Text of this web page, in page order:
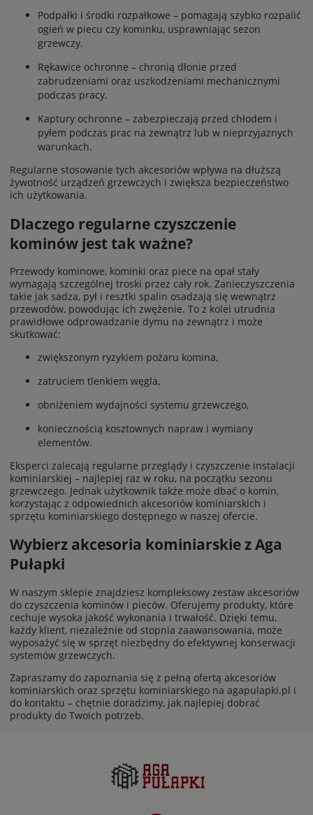
Podpałki i środki rozpałkowe – pomagają szybko rozpalić
ogień w piecu czy kominku, usprawniając sezon
grzewczy.
Rękawice ochronne – chronią dłonie przed
zabrudzeniami oraz uszkodzeniami mechanicznymi
podczas pracy.
Kaptury ochronne – zabezpieczają przed chłodem i
pyłem podczas prac na zewnątrz lub w nieprzyjaznych
warunkach.
Regularne stosowanie tych akcesoriów wpływa na dłuższą
żywotność urządzeń grzewczych i zwiększa bezpieczeństwo
ich użytkowania.
Dlaczego regularne czyszczenie
kominów jest tak ważne?
Przewody kominowe, kominki oraz piece na opał stały
wymagają szczególnej troski przez cały rok. Zanieczyszczenia
takie jak sadza, pył i resztki spalin osadzają się wewnątrz
przewodów, powodując ich zwężenie. To z kolei utrudnia
prawidłowe odprowadzanie dymu na zewnątrz i może
skutkować:
zwiększonym ryzykiem pożaru komina,
zatruciem tlenkiem węgla,
obniżeniem wydajności systemu grzewczego,
koniecznością kosztownych napraw i wymiany
elementów.
Eksperci zalecają regularne przeglądy i czyszczenie instalacji
kominiarskiej – najlepiej raz w roku, na początku sezonu
grzewczego. Jednak użytkownik także może dbać o komin,
korzystając z odpowiednich akcesoriów kominiarskich i
sprzętu kominiarskiego dostępnego w naszej ofercie.
Wybierz akcesoria kominiarskie z Aga
Pułapki
W naszym sklepie znajdziesz kompleksowy zestaw akcesoriów
do czyszczenia kominów i pieców. Oferujemy produkty, które
cechuje wysoka jakość wykonania i trwałość. Dzięki temu,
każdy klient, niezależnie od stopnia zaawansowania, może
wyposażyć się w sprzęt niezbędny do efektywnej konserwacji
systemów grzewczych.
Zapraszamy do zapoznania się z pełną ofertą akcesoriów
kominiarskich oraz sprzętu kominiarskiego na agapulapki.pl i
do kontaktu – chętnie doradzimy, jak najlepiej dobrać
produkty do Twoich potrzeb.